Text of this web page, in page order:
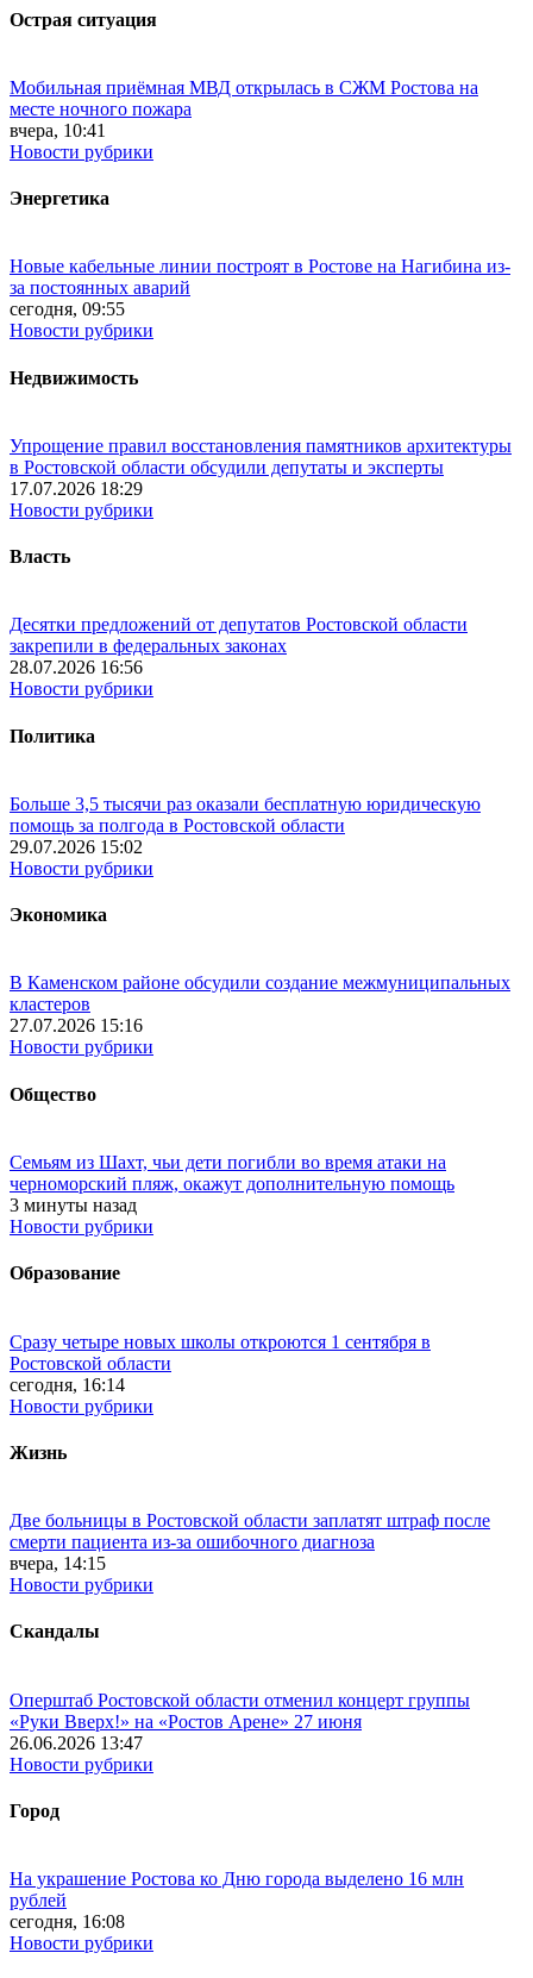
Острая ситуация
Мобильная приёмная МВД открылась в СЖМ Ростова на
месте ночного пожара
вчера, 10:41
Новости рубрики
Энергетика
Новые кабельные линии построят в Ростове на Нагибина из-
за постоянных аварий
сегодня, 09:55
Новости рубрики
Недвижимость
Упрощение правил восстановления памятников архитектуры
в Ростовской области обсудили депутаты и эксперты
17.07.2026 18:29
Новости рубрики
Власть
Десятки предложений от депутатов Ростовской области
закрепили в федеральных законах
28.07.2026 16:56
Новости рубрики
Политика
Больше 3,5 тысячи раз оказали бесплатную юридическую
помощь за полгода в Ростовской области
29.07.2026 15:02
Новости рубрики
Экономика
В Каменском районе обсудили создание межмуниципальных
кластеров
27.07.2026 15:16
Новости рубрики
Общество
Семьям из Шахт, чьи дети погибли во время атаки на
черноморский пляж, окажут дополнительную помощь
3 минуты назад
Новости рубрики
Образование
Сразу четыре новых школы откроются 1 сентября в
Ростовской области
сегодня, 16:14
Новости рубрики
Жизнь
Две больницы в Ростовской области заплатят штраф после
смерти пациента из-за ошибочного диагноза
вчера, 14:15
Новости рубрики
Скандалы
Оперштаб Ростовской области отменил концерт группы
«Руки Вверх!» на «Ростов Арене» 27 июня
26.06.2026 13:47
Новости рубрики
Город
На украшение Ростова ко Дню города выделено 16 млн
рублей
сегодня, 16:08
Новости рубрики